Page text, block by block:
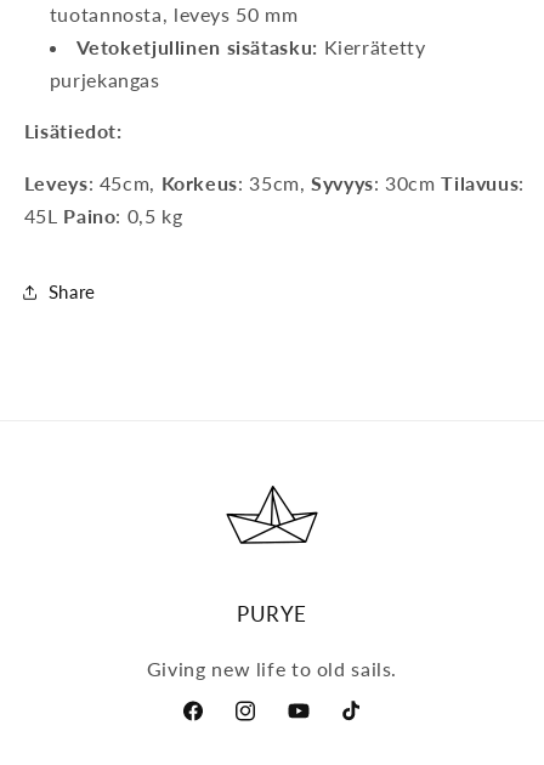
tuotannosta, leveys 50 mm
Vetoketjullinen sisätasku: Kierrätetty
purjekangas
Lisätiedot:
Leveys: 45cm, Korkeus: 35cm,Syvyys: 30cmTilavuus:
45L Paino: 0,5 kg
Share
PURYE
Giving new life to old sails.
FacebookInstagramYouTubeTikTok